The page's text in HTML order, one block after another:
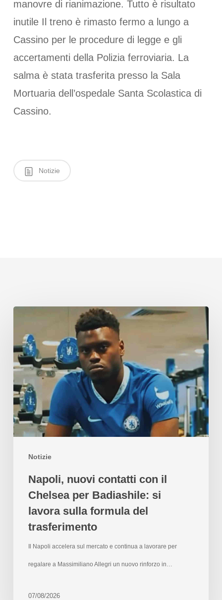
manovre di rianimazione. Tutto è risultato
inutile Il treno è rimasto fermo a lungo a
Cassino per le procedure di legge e gli
accertamenti della Polizia ferroviaria. La
salma è stata trasferita presso la Sala
Mortuaria dell’ospedale Santa Scolastica di
Cassino.
Notizie
Notizie
Napoli, nuovi contatti con il
Chelsea per Badiashile: si
lavora sulla formula del
trasferimento
Il Napoli accelera sul mercato e continua a lavorare per
regalare a Massimiliano Allegri un nuovo rinforzo in…
07/08/2026